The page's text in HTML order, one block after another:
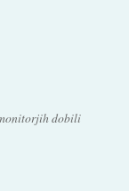
dobili